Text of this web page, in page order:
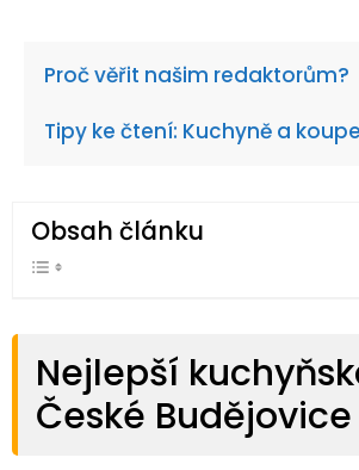
Proč věřit našim redaktorům?
Tipy ke čtení: Kuchyně a
Obsah článku
Nejlepší
České Budějovice